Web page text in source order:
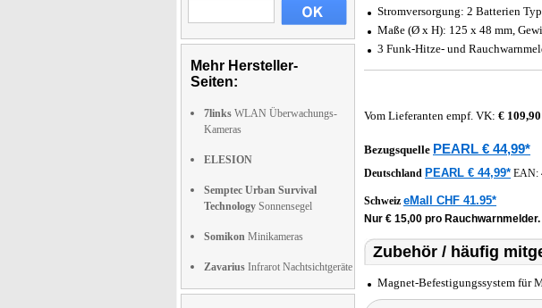
Mehr Hersteller-
Seiten:
7links WLAN Überwachungs-
Kameras
ELESION
Semptec Urban Survival
Technology Sonnensegel
Somikon Minikameras
Zavarius Infrarot Nachtsichtgeräte
Stromversorgung: 2 Batterien
Maße (Ø x H): 125 x 48 mm,
3 Funk-Hitze- und
Vom Lieferanten empf. VK: € 109,90
Bezugsquelle PEARL € 44,99*
Deutschland PEARL € 44,99* EAN:
Schweiz eMall CHF 41.95*
Nur € 15,00 pro Rauchwarnmelder.
Zubehör / häufig
Magnet-Befestigungssystem für